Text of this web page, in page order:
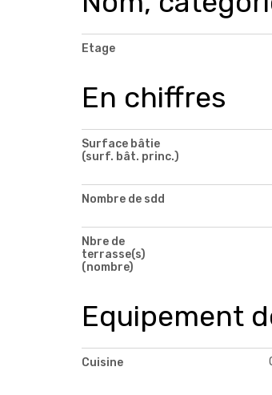
Etage
En chiffres
Surface bâtie
(surf. bât. princ.)
Nombre de sdd
Nbre de
terrasse(s)
(nombre)
Equipement
Cuisine